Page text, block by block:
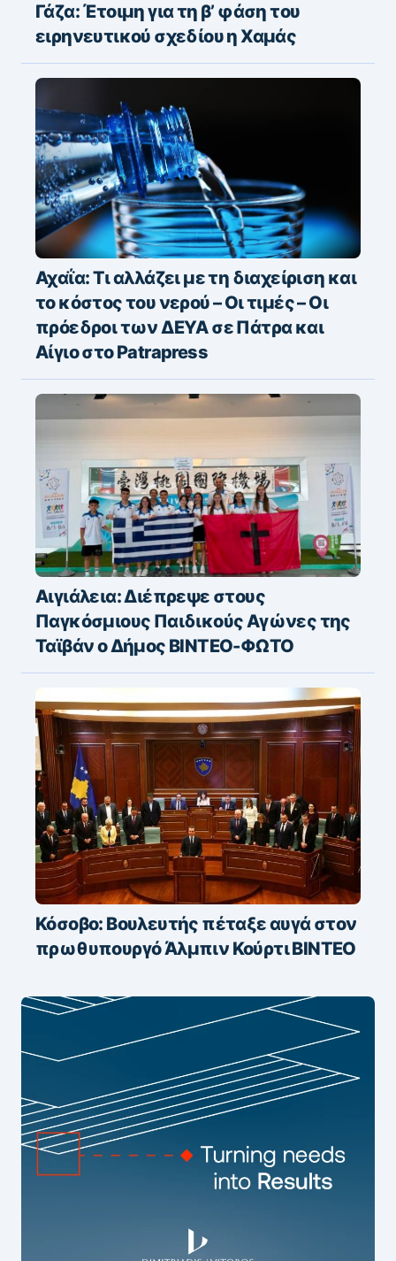
Γάζα: Έτοιμη για τη β’ φάση του
ειρηνευτικού σχεδίου η Χαμάς
Αχαΐα: Τι αλλάζει με τη διαχείριση και
το κόστος του νερού – Οι τιμές – Οι
πρόεδροι των ΔΕΥΑ σε Πάτρα και
Αίγιο στο Patrapress
Αιγιάλεια: Διέπρεψε στους
Παγκόσμιους Παιδικούς Αγώνες της
Ταϊβάν ο Δήμος ΒΙΝΤΕΟ-ΦΩΤΟ
Κόσοβο: Βουλευτής πέταξε αυγά στον
πρωθυπουργό Άλμπιν Κούρτι ΒΙΝΤΕΟ